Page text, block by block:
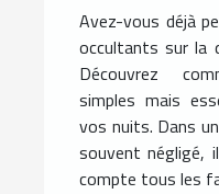
Avez-vous déjà
occultants sur la
Découvrez
simples mais
vos nuits. Dans
souvent négligé,
compte tous les